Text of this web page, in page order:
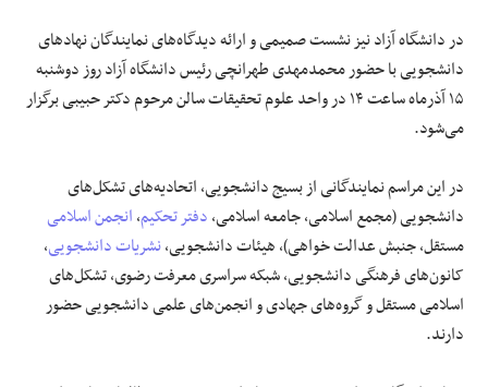
در دانشگاه آزاد نیز نشست صمیمی و ارائه دیدگاه‌های نمایندگان نهادهای
دانشجویی با حضور محمدمهدی طهرانچی رئیس دانشگاه آزاد روز دوشنبه
۱۵ آذرماه ساعت ۱۴ در واحد علوم تحقیقات سالن مرحوم دکتر حبیبی برگزار
می‌شود.
در این مراسم نمایندگانی از بسیج دانشجویی، اتحادیه‌های تشکل‌های
دانشجویی (مجمع اسلامی، جامعه اسلامی،دفتر تحکیم،انجمن اسلامی
مستقل، جنبش عدالت خواهی)، هیئات دانشجویی،نشریات دانشجویی،
کانون‌های فرهنگی دانشجویی، شبکه سراسری معرفت رضوی، تشکل‌های
اسلامی مستقل و گروه‌های جهادی و انجمن‌های علمی دانشجویی حضور
دارند.